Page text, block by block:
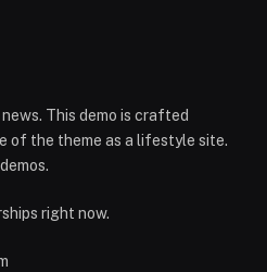
This demo is crafted
of the theme as a lifestyle site.
right now.